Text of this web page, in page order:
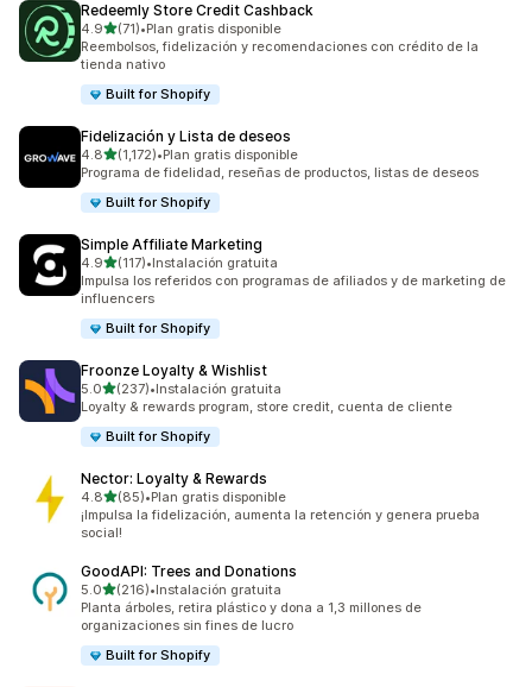
Redeemly Store Credit Cashback
4.9de 5 estrellas
(71)
71 reseñas en total
•Plan gratis disponible
Reembolsos, fidelización y recomendaciones con crédito de la
tienda nativo
Built for Shopify
Fidelización y Lista de deseos
4.8de 5 estrellas
(1,172)
1172 reseñas en total
•Plan gratis disponible
Programa de fidelidad, reseñas de productos, listas de deseos
Built for Shopify
Simple Affiliate Marketing
4.9de 5 estrellas
(117)
117 reseñas en total
•Instalación gratuita
Impulsa los referidos con programas de afiliados y de marketing de
influencers
Built for Shopify
Froonze Loyalty & Wishlist
5.0de 5 estrellas
(237)
237 reseñas en total
•Instalación gratuita
Loyalty & rewards program, store credit, cuenta de cliente
Built for Shopify
Nector: Loyalty & Rewards
4.8de 5 estrellas
(85)
85 reseñas en total
•Plan gratis disponible
¡Impulsa la fidelización, aumenta la retención y genera prueba
social!
GoodAPI: Trees and Donations
5.0de 5 estrellas
(216)
216 reseñas en total
•Instalación gratuita
Planta árboles, retira plástico y dona a 1,3 millones de
organizaciones sin fines de lucro
Built for Shopify